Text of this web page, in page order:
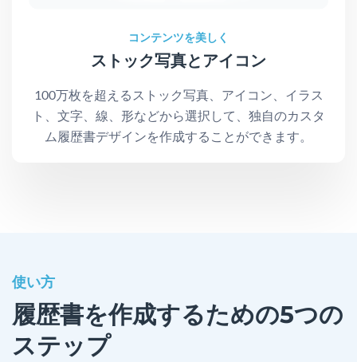
コンテンツを美しく
ストック写真とアイコン
100万枚を超えるストック写真、アイコン、イラス
ト、文字、線、形などから選択して、独自のカスタ
ム履歴書デザインを作成することができます。
使い方
履歴書を作成するための5つの
ステップ